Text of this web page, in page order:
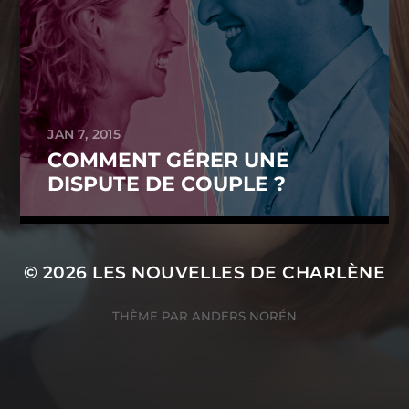
JAN 7, 2015
COMMENT GÉRER UNE
DISPUTE DE COUPLE ?
© 2026 LES NOUVELLES DE CHARLÈNE
THÈME PAR ANDERS NORÉN